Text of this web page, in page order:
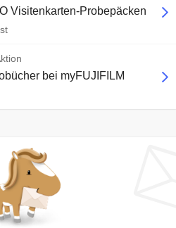
Visitenkarten-Probepäcken
bei myFUJIFILM